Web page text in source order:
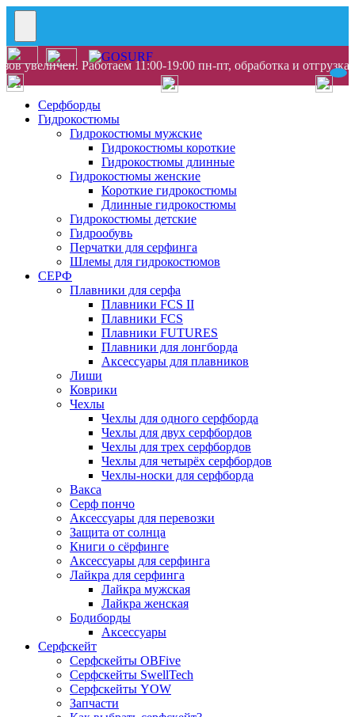
увеличен. Работаем 11:00-19:00 пн-пт, обработка и
Серфборды
Гидрокостюмы
Гидрокостюмы мужские
Гидрокостюмы короткие
Гидрокостюмы длинные
Гидрокостюмы женские
Короткие гидрокостюмы
Длинные гидрокостюмы
Гидрокостюмы детские
Гидрообувь
Перчатки для серфинга
Шлемы для гидрокостюмов
СЕРФ
Плавники для серфа
Плавники FCS II
Плавники FCS
Плавники FUTURES
Плавники для лонгборда
Аксессуары для плавников
Лиши
Коврики
Чехлы
Чехлы для одного серфборда
Чехлы для двух серфбордов
Чехлы для трех серфбордов
Чехлы для четырёх серфбордов
Чехлы-носки для серфборда
Вакса
Серф пончо
Аксессуары для перевозки
Защита от солнца
Книги о сёрфинге
Аксессуары для серфинга
Лайкра для серфинга
Лайкра мужская
Лайкра женская
Бодиборды
Аксессуары
Серфскейт
Серфскейты OBFive
Серфскейты SwellTech
Серфскейты YOW
Запчасти